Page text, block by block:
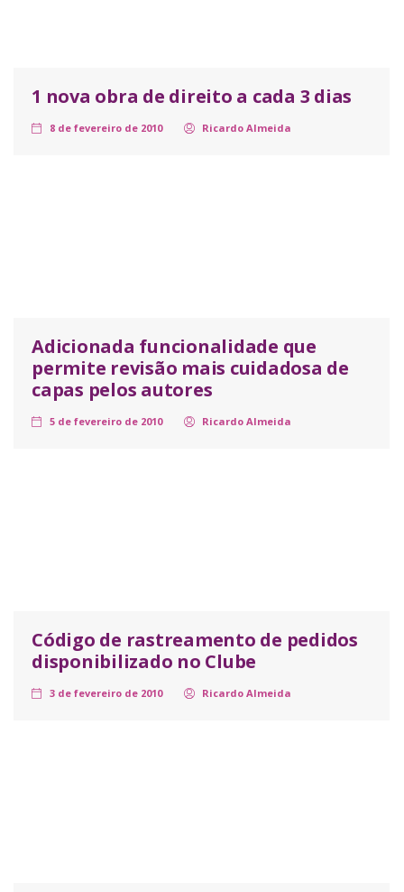
1 nova obra de direito a cada 3 dias
8 de fevereiro de 2010 Ricardo Almeida
Adicionada funcionalidade que
permite revisão mais cuidadosa de
capas pelos autores
5 de fevereiro de 2010 Ricardo Almeida
Código de rastreamento de pedidos
disponibilizado no Clube
3 de fevereiro de 2010 Ricardo Almeida